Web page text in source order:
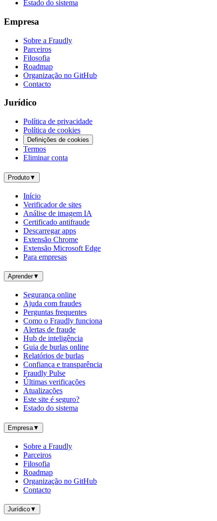
Estado do sistema
Empresa
Sobre a Fraudly
Parceiros
Filosofia
Roadmap
Organização no GitHub
Contacto
Jurídico
Política de privacidade
Política de cookies
Definições de cookies
Termos
Eliminar conta
Produto▼
Início
Verificador de sites
Análise de imagem IA
Certificado antifraude
Descarregar apps
Extensão Chrome
Extensão Microsoft Edge
Para empresas
Aprender▼
Segurança online
Ajuda com fraudes
Perguntas frequentes
Como o Fraudly funciona
Alertas de fraude
Hub de inteligência
Guia de burlas online
Relatórios de burlas
Confiança e transparência
Fraudly Pulse
Últimas verificações
Atualizações
Este site é seguro?
Estado do sistema
Empresa▼
Sobre a Fraudly
Parceiros
Filosofia
Roadmap
Organização no GitHub
Contacto
Jurídico▼